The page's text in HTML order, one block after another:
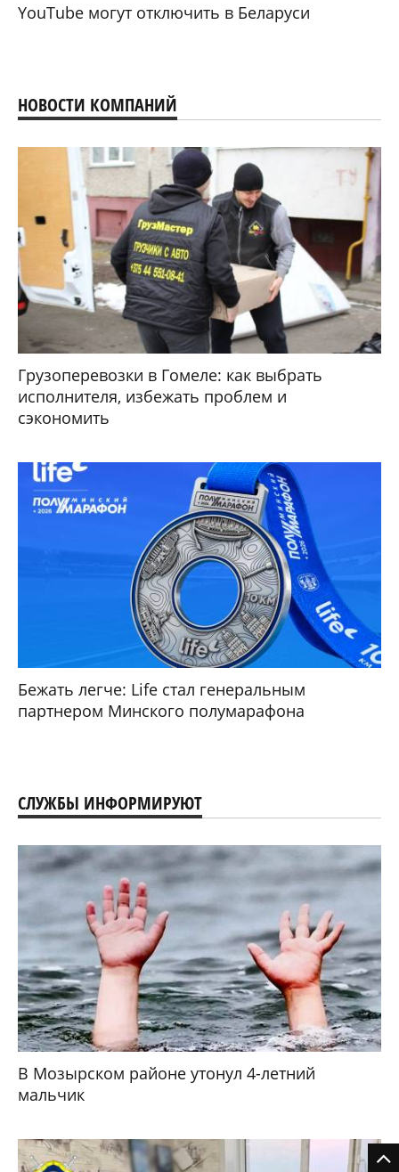
YouTube могут отключить в Беларуси
НОВОСТИ КОМПАНИЙ
Грузоперевозки в Гомеле: как выбрать
исполнителя, избежать проблем и
сэкономить
Бежать легче: Life стал генеральным
партнером Минского полумарафона
СЛУЖБЫ ИНФОРМИРУЮТ
В Мозырском районе утонул 4-летний
мальчик